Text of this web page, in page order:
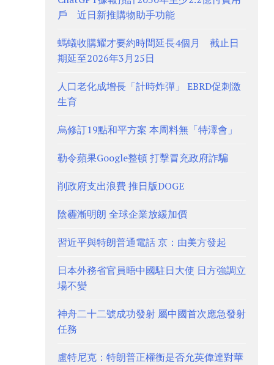
戶 近日新推購物助手功能
螞蟻收購耀才要約時間延長4個月 截止日
期延至2026年3月25日
人口老化成增長「計時炸彈」 EBRD促刺激
生育
烏修訂19點和平方案 本周料無「特澤會」
勒令蘋果Google整頓 打擊冒充政府詐騙
削政府支出浪費 推日版DOGE
陰霾漸明朗 全球企業放緩加價
習近平與特朗普通電話 京：由美方發起
日本外務省官員晤中國駐日大使 日方強調立
場不變
神舟二十二號成功發射 屬中國首次應急發射
任務
盧特尼克：特朗普正權衡是否允英偉達對華